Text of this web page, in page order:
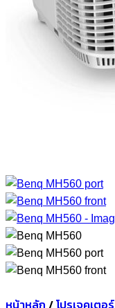
กลับสู่หน้าร้านค้า
หน้าหลัก /โปรเจคเตอร์